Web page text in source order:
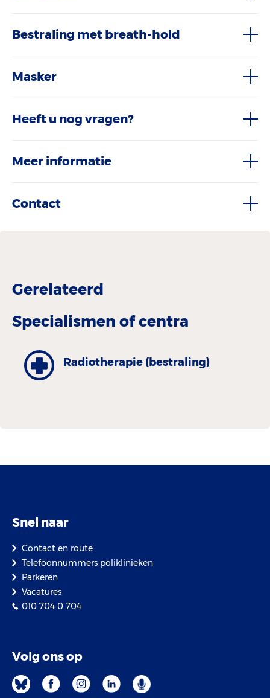
Bestraling met breath-hold
Masker
Heeft u nog vragen?
Meer informatie
Contact
Gerelateerd
Specialismen of centra
Radiotherapie (bestraling)
Snel naar
Contact en route
Telefoonnummers poliklinieken
Parkeren
Vacatures
010 704 0 704
Volg ons op